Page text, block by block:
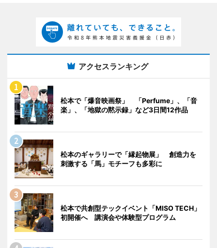
アクセスランキング
松本で「爆音映画祭」 「Perfume」、「音
楽」、「地獄の黙示録」など3日間12作品
松本のギャラリーで「縁起物展」 創造力を
刺激する「馬」モチーフも多彩に
松本で共創型テックイベント「MISO TECH」
初開催へ 講演会や体験型プログラム